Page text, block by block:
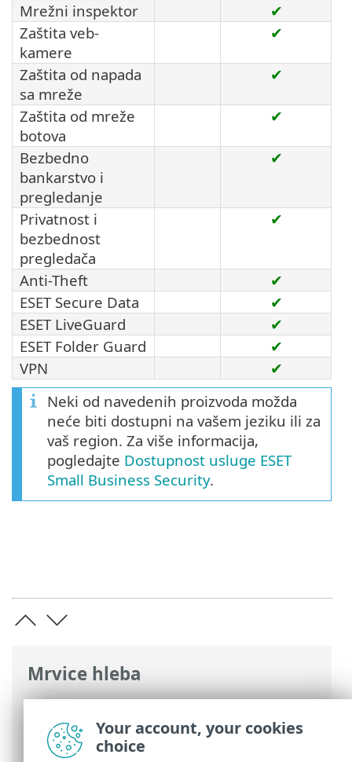
Mrvice hleba
ESET pomoć na mreži>ESET Small
Business Security>ESET Small Business
Security > Koji proizvod imam?
Mrežni inspektor
✔
Zaštita veb-
kamere
✔
Zaštita od napada
sa mreže
✔
Zaštita od mreže
botova
✔
Bezbedno
bankarstvo i
pregledanje
✔
Privatnost i
bezbednost
pregledača
✔
Anti-Theft
✔
ESET Secure Data
✔
ESET LiveGuard
✔
ESET Folder Guard
✔
VPN
✔
Neki od navedenih proizvoda možda
neće biti dostupni na vašem jeziku ili za
vaš region. Za više informacija,
pogledajte Dostupnost usluge ESET
Small Business Security.
Your account, your cookies
choice